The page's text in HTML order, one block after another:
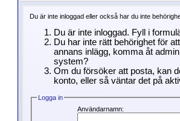
Du är inte inloggad eller också har du inte
Du är inte inloggad. Fyll i
Du har inte rätt behörighet för
annans inlägg, komma åt
system?
Om du försöker att posta, kan
konto, eller så väntar det på
Logga in
Användarnamn: